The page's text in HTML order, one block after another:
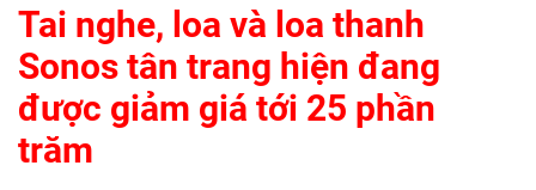
Tai nghe, loa và loa thanh
Sonos tân trang hiện đang
được giảm giá tới 25 phần
trăm